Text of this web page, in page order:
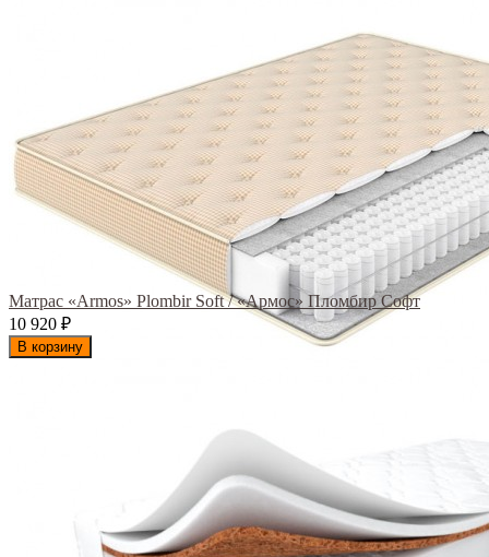
Матрас «Armos» Plombir Soft / «Армос» Пломбир Софт
10 920 ₽
В корзину